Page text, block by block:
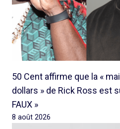
50 Cent affirme que la «
dollars » de Rick Ross est
FAUX »
8 août 2026